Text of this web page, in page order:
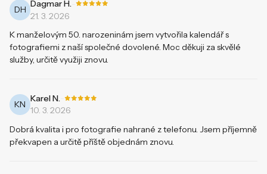
DH
Dagmar H.
21. 3. 2026
K manželovým 50. narozeninám jsem vytvořila kalendář s
fotografiemi z naší společné dovolené. Moc děkuji za skvělé
služby, určitě využiji znovu.
KN
Karel N.
10. 3. 2026
Dobrá kvalita i pro fotografie nahrané z telefonu. Jsem příjemně
překvapen a určitě příště objednám znovu.